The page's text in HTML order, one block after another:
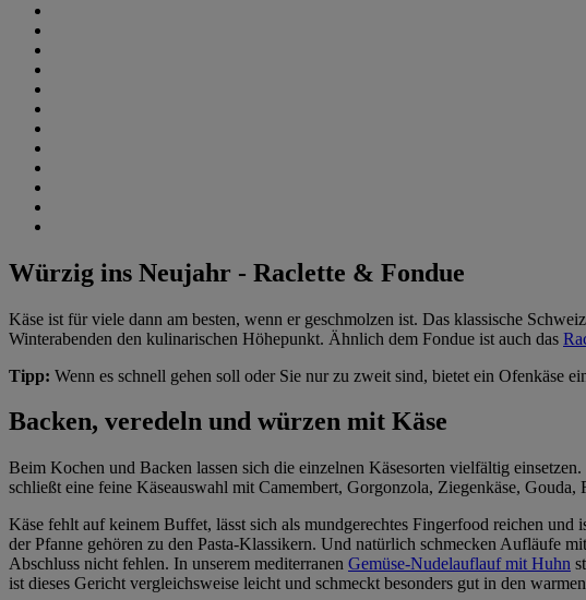
Würzig ins Neujahr - Raclette & Fondue
Käse ist für viele dann am besten, wenn er geschmolzen ist. Das klassische
Winterabenden den kulinarischen Höhepunkt. Ähnlich dem Fondue ist auch das
Tipp: Wenn es schnell gehen soll oder Sie nur zu zweit sind, bietet ein Ofenkäse
Backen, veredeln und würzen mit Käse
Beim Kochen und Backen lassen sich die einzelnen Käsesorten vielfältig
schließt eine feine Käseauswahl mit Camembert, Gorgonzola, Ziegenkäse,
Käse fehlt auf keinem Buffet, lässt sich als mundgerechtes Fingerfood reichen
der Pfanne gehören zu den Pasta-Klassikern. Und natürlich schmecken Aufläufe
Abschluss nicht fehlen. In unserem mediterranen Gemüse-Nudelauflauf mit Huhn
ist dieses Gericht vergleichsweise leicht und schmeckt besonders gut in den